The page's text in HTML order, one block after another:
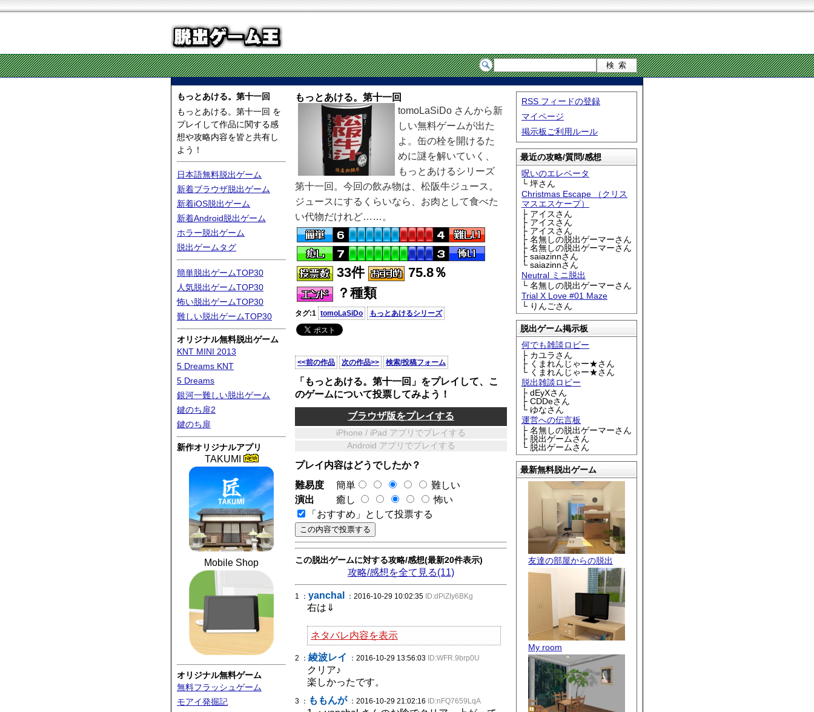
もっとあける。第十一回
もっとあける。第十一回 を
プレイして作品に関する感
想や攻略内容を皆と共有し
よう！
日本語無料脱出ゲーム
新着ブラウザ脱出ゲーム
新着iOS脱出ゲーム
新着Android脱出ゲーム
ホラー脱出ゲーム
脱出ゲームタグ
簡単脱出ゲームTOP30
人気脱出ゲームTOP30
怖い脱出ゲームTOP30
難しい脱出ゲームTOP30
オリジナル無料脱出ゲーム
KNT MINI 2013
5 Dreams KNT
5 Dreams
銀河一難しい脱出ゲーム
鍵のち扉2
鍵のち扉
新作オリジナルアプリ
TAKUMI
Mobile Shop
オリジナル無料ゲーム
無料フラッシュゲーム
モアイ発掘記
RSS フィードの登録
マイページ
掲示板ご利用ルール
最近の攻略/質問/感想
呪いのエレベータ
└ 坪さん
Christmas Escape （クリス
マスエスケープ）
├ アイスさん
├ アイスさん
├ アイスさん
├ 名無しの脱出ゲーマーさん
├ 名無しの脱出ゲーマーさん
├ saiazinnさん
└ saiazinnさん
Neutral ミニ脱出
└ 名無しの脱出ゲーマーさん
Trial X Love #01 Maze
└ りんごさん
脱出ゲーム掲示板
何でも雑談ロビー
├ カユラさん
├ くまれんじゃー★さん
└ くまれんじゃー★さん
脱出雑談ロビー
├ dEyXさん
├ CDDeさん
└ ゆなさん
運営への伝言板
├ 名無しの脱出ゲーマーさん
├ 脱出ゲームさん
└ 脱出ゲームさん
最新無料脱出ゲーム
友達の部屋からの脱出
My room
もっとあける。第十一回
tomoLaSiDo さんから新
しい無料ゲームが出た
よ。缶の栓を開けるた
めに謎を解いていく、
もっとあけるシリーズ
第十一回。今回の飲み物は、松阪牛ジュース。
ジュースにするくらいなら、お肉として食べた
い代物だけれど……。
33件
75.8％
？種類
タグ:1 tomoLaSiDo もっとあけるシリーズ
<<前の作品 次の作品>> 検索/投稿フォーム
「もっとあける。第十一回」をプレイして、こ
のゲームについて投票してみよう！
ブラウザ版をプレイする
iPhone / iPad アプリでプレイする
Android アプリでプレイする
プレイ内容はどうでしたか？
難易度
簡単
難しい
演出
癒し
怖い
「おすすめ」として投票する
この脱出ゲームに対する攻略/感想(最新20件表示)
攻略/感想を全て見る(11)
1 ： yanchal ：2016-10-29 10:02:35 ID:dPiZIy6BKg
右は⇓
ネタバレ内容を表示
2 ： 綾波レイ ：2016-10-29 13:56:03 ID:WFR.9brp0U
クリア♪
楽しかったです。
3 ： ももんが：2016-10-29 21:02:16 ID:nFQ7659LqA